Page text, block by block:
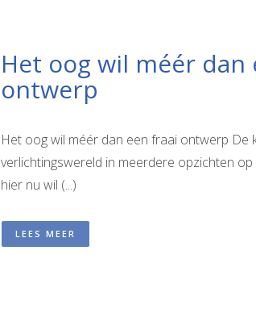
Het oog wil méér dan
ontwerp
Het oog wil méér dan een fraai ontwerp De
verlichtingswereld in meerdere opzichten op
hier nu wil (...)
LEES MEER